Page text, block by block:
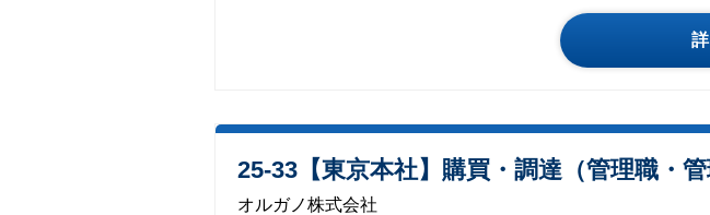
25-33【東京本社】購買・調達（管理職・管
オルガノ株式会社